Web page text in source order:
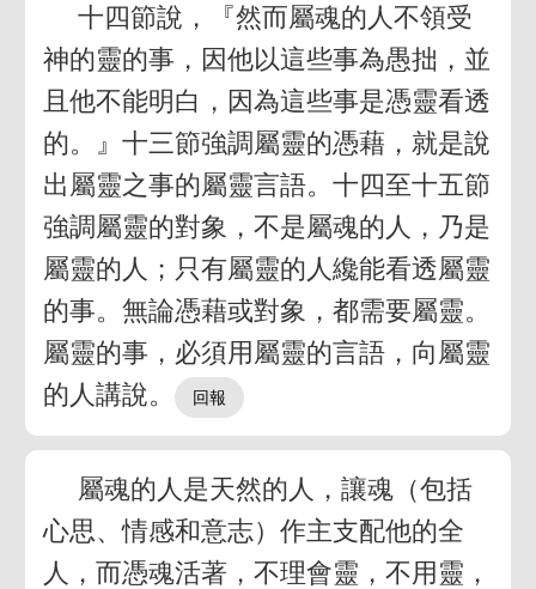
十四節說，『然而屬魂的人不領受
神的靈的事，因他以這些事為愚拙，並
且他不能明白，因為這些事是憑靈看透
的。』十三節強調屬靈的憑藉，就是說
出屬靈之事的屬靈言語。十四至十五節
強調屬靈的對象，不是屬魂的人，乃是
屬靈的人；只有屬靈的人纔能看透屬靈
的事。無論憑藉或對象，都需要屬靈。
屬靈的事，必須用屬靈的言語，向屬靈
的人講說。
屬魂的人是天然的人，讓魂（包括
心思、情感和意志）作主支配他的全
人，而憑魂活著，不理會靈，不用靈，